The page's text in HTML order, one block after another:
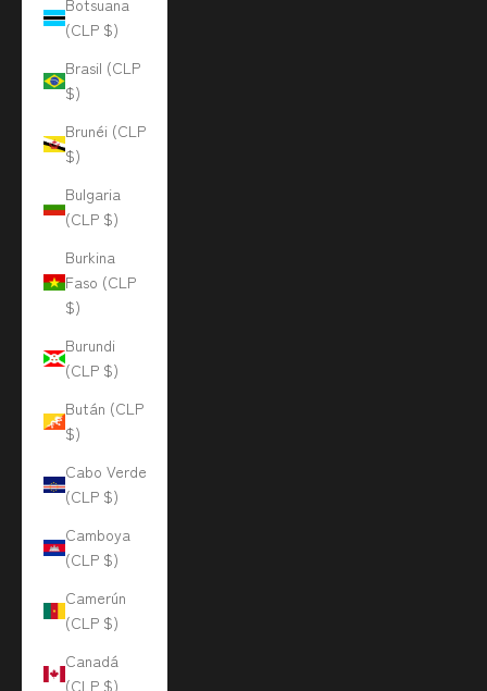
Botsuana
(CLP $)
Brasil (CLP
$)
Brunéi (CLP
$)
Bulgaria
(CLP $)
Burkina
Faso (CLP
$)
Burundi
(CLP $)
Bután (CLP
$)
Cabo Verde
(CLP $)
Camboya
(CLP $)
Camerún
(CLP $)
Canadá
(CLP $)